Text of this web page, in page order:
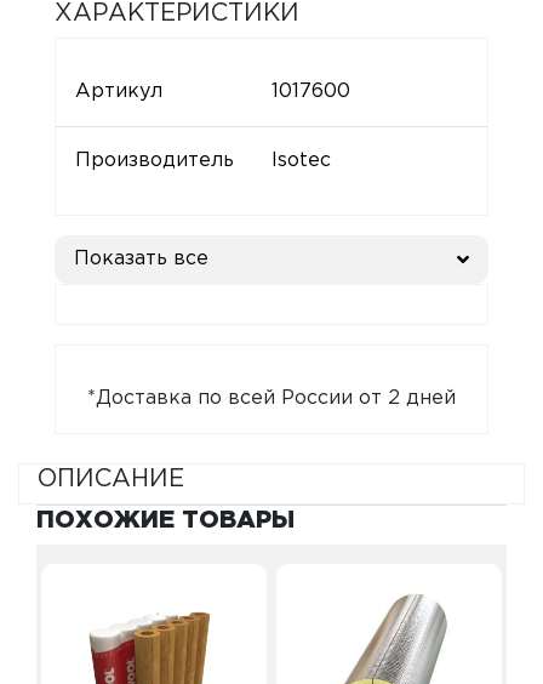
ХАРАКТЕРИСТИКИ
Артикул 1017600
Производитель Isotec
Показать все
*Доставка по всей России от 2 дней
ОПИСАНИЕ
ПОХОЖИЕ ТОВАРЫ